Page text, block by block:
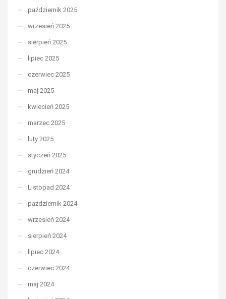
październik 2025
wrzesień 2025
sierpień 2025
lipiec 2025
czerwiec 2025
maj 2025
kwiecień 2025
marzec 2025
luty 2025
styczeń 2025
grudzień 2024
Listopad 2024
październik 2024
wrzesień 2024
sierpień 2024
lipiec 2024
czerwiec 2024
maj 2024